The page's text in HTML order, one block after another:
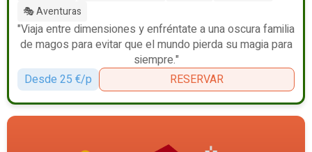
🎭 Aventuras
"Viaja entre dimensiones y enfréntate a una oscura familia
de magos para evitar que el mundo pierda su magia para
siempre."
Desde 25 €/p
RESERVAR